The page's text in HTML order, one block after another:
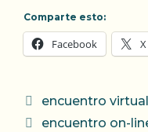
Comparte esto:
Facebook X
Categorías
encuentro virtual
Etiquetas
encuentro on-